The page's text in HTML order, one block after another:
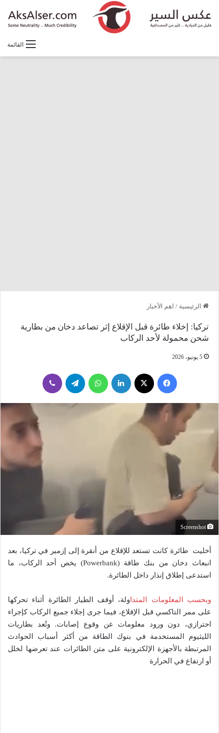
القائمة
الرئيسية / اهم الأخبار
تركيا: إخلاء طائرة قبل الإقلاع إثر تصاعد دخان من بطارية
شحن محمولة لأحد الركاب
5 يونيو، 2026
فيسبوك لينكدإن واتساب تيلقرام
أخليت طائرة كانت تستعد للإقلاع من أنقرة إلى إزمير في تركيا، بعد
انبعاث دخان من بنك طاقة (Powerbank) يخص أحد الركاب، ما
استدعى إطلاق إنذار داخل الطائرة.
وبحسب المعلومات المتدا ولة، أوقف الطيار الطائرة أثناء تحركها
على ممر التاكسي قبل الإقلاع، فيما جرى إجلاء جميع الركاب كإجراء
احترازي، دون ورود معلومات عن وقوع إصابات. وتُعد بطاريات
الليثيوم المستخدمة في بنوك الطاقة من أكثر أسباب الحوادث
المرتبطة بالأجهزة الإلكترونية على متن الطائرات عند تعرضها لخلل
أو ارتفاع في الحرارة